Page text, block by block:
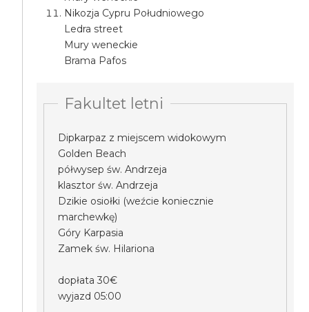
Nikozja Cypru Południowego
Ledra street
Mury weneckie
Brama Pafos
Fakultet letni
Dipkarpaz z miejscem widokowym
Golden Beach
półwysep św. Andrzeja
klasztor św. Andrzeja
Dzikie osiołki (weźcie koniecznie
marchewkę)
Góry Karpasia
Zamek św. Hilariona
dopłata 30€
wyjazd 05:00